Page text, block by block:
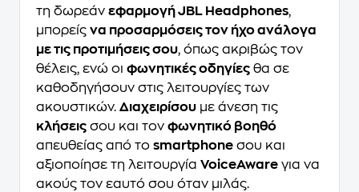
τη δωρεάν εφαρμογή JBL Headphones,
μπορείς να προσαρμόσεις τον ήχο ανάλογα
με τις προτιμήσεις σου, όπως ακριβώς τον
θέλεις, ενώ οι φωνητικές οδηγίες θα σε
καθοδηγήσουν στις λειτουργίες των
ακουστικών. Διαχειρίσου με άνεση τις
κλήσεις σου και τον φωνητικό βοηθό
απευθείας από το smartphone σου και
αξιοποίησε τη λειτουργία VoiceAware για να
ακούς τον εαυτό σου όταν μιλάς.